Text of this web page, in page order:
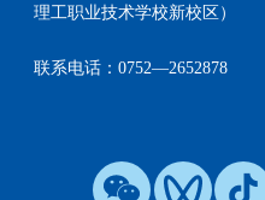
理工职业技术学校新校区）
联系电话：0752—2652878